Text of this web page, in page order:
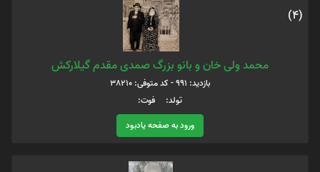
(4)
محمد ولی خان و بانو بزرگ صمدی مقدم گیلارکش
بازدید: 991 - کد متوفی: 38210
تولد: فوت:
ورود به صفحه یادبود